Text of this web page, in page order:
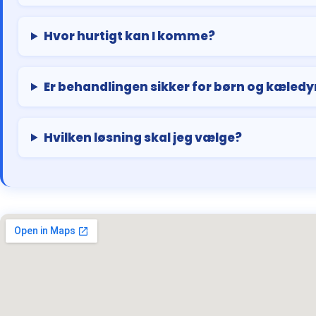
Hvor hurtigt kan I komme?
Er behandlingen sikker for børn og
Hvilken løsning skal jeg vælge?